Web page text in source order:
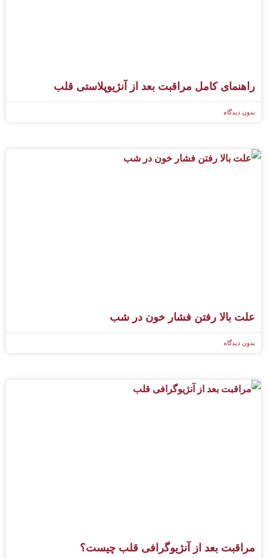
راهنمای کامل مراقبت بعد از آنژیوپلاستی قلب
بدون دیدگاه
علت بالا رفتن فشار خون در شب
بدون دیدگاه
مراقبت بعد از آنژیوگرافی قلب چیست؟